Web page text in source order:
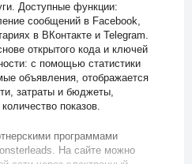
Доступные функции:
сообщений в Facebook,
в ВКонтакте и Telegram.
открытого кода и ключей
с помощью статистики
объявления, отображается
затраты и бюджеты,
показов.
программами
На сайте можно